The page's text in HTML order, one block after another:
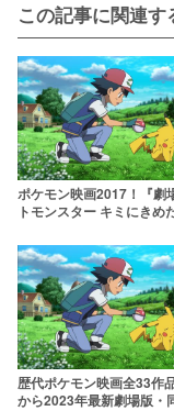
この記事に関連す
ポケモン映画2017！『劇
トモンスター キミにきめ
歴代ポケモン映画全33作
から2023年最新劇場版・